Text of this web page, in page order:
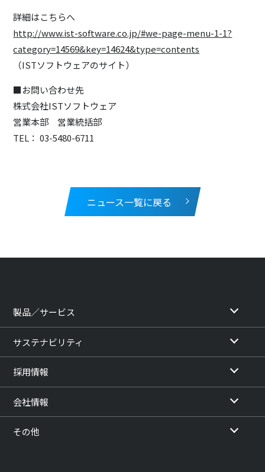
詳細はこちらへ
http://www.ist-software.co.jp/#we-page-menu-1-1?
category=14569&key=14624&type=contents
（ISTソフトウェアのサイト）
■お問い合わせ先
株式会社ISTソフトウェア
営業本部 営業統括部
TEL： 03-5480-6711
ニュース一覧に戻る
製品／サービス
サステナビリティ
採用情報
会社情報
その他